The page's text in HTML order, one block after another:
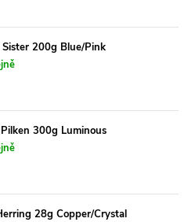
200g Blue/Pink
300g Luminous
28g Copper/Crystal